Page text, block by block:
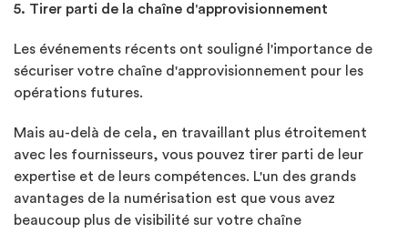
5. Tirer parti de la chaîne d'approvisionnement
Les événements récents ont souligné l'importance de
sécuriser votre chaîne d'approvisionnement pour les
opérations futures.
Mais au-delà de cela, en travaillant plus étroitement
avec les fournisseurs, vous pouvez tirer parti de leur
expertise et de leurs compétences. L'un des grands
avantages de la numérisation est que vous avez
beaucoup plus de visibilité sur votre chaîne